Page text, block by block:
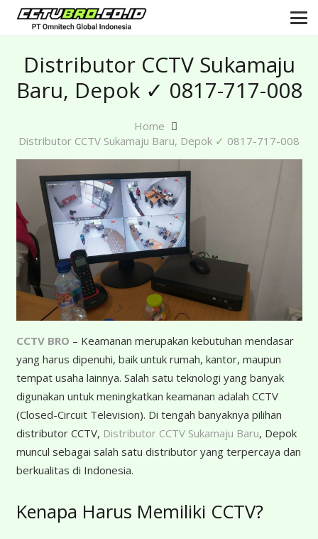
Distributor CCTV Sukamaju
Baru, Depok ✓ 0817-717-008
Home
Distributor CCTV Sukamaju Baru, Depok ✓ 0817-717-008
CCTV BRO – Keamanan merupakan kebutuhan mendasar
yang harus dipenuhi, baik untuk rumah, kantor, maupun
tempat usaha lainnya. Salah satu teknologi yang banyak
digunakan untuk meningkatkan keamanan adalah CCTV
(Closed-Circuit Television). Di tengah banyaknya pilihan
distributor CCTV, Distributor CCTV Sukamaju Baru, Depok
muncul sebagai salah satu distributor yang terpercaya dan
berkualitas di Indonesia.
Kenapa Harus Memiliki CCTV?